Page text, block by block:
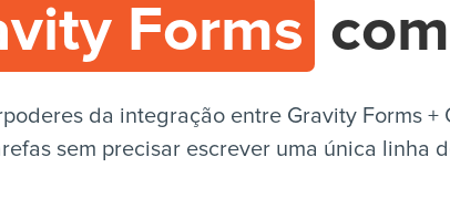
Forms com
da integração entre Gravity Forms +
sem precisar escrever uma única linha